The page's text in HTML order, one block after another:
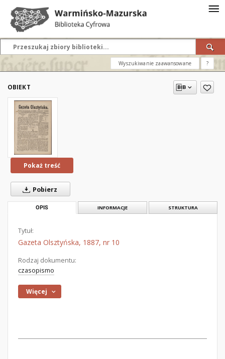
Wyszukiwanie zaawansowane ?
OBIEKT
Pokaż treść
Pobierz
OPIS INFORMACJE STRUKTURA
Tytuł:
Gazeta Olsztyńska, 1887, nr 10
Rodzaj dokumentu:
czasopismo
Więcej